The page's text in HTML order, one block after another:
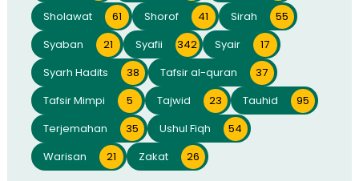
Sholawat
61 Shorof 41 Sirah
55
Syaban
21 Syafii 342 Syair
17
Syarh Hadits
38 Tafsir al-quran
37
Tafsir Mimpi
5 Tajwid 23 Tauhid
95
Terjemahan
35 Ushul Fiqh
54
Warisan
21 Zakat 26